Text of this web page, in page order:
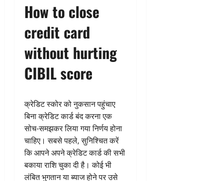
How to close
credit card
without hurting
CIBIL score
क्रेडिट स्कोर को नुकसान पहुंचाए
बिना क्रेडिट कार्ड बंद करना एक
सोच-समझकर लिया गया निर्णय होना
चाहिए। सबसे पहले, सुनिश्चित करें
कि आपने अपने क्रेडिट कार्ड की सभी
बकाया राशि चुका दी है। कोई भी
लंबित भुगतान या ब्याज होने पर उसे